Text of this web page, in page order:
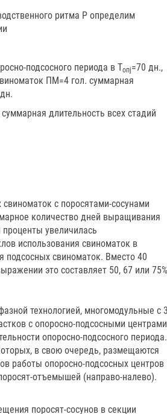
ритма Р определим
подсосного периода в Топj=70 дн.,
ПМ=4 гол. суммарная
длительность всех стадий
с поросятами-сосунами
количество дней выращивания
увеличилась
использования свиноматок в
подсосных свиноматок. Вместо 40
это составляет 50, 67 или
технологией, многомодульные с
с опоросно-подсосными
опоросно-подсосного периода.
в свою очередь, размещаются
работы опоросно-подсосных центров
отъемышей (направо-налево).
поросят-сосунов в секции